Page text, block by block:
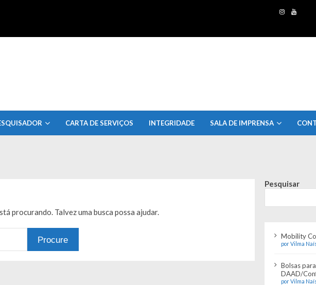
CARTA DE SERVIÇOS INTEGRIDADE SALA DE IMPRENSA
procurando. Talvez uma busca possa ajudar.
Pesquisar
Mobility
por Vilma
Bolsas
DAAD/
por Vilma